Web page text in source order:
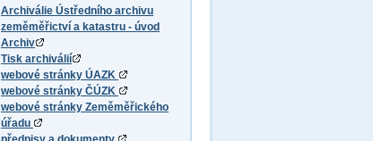
Archiválie Ústředního archivu
zeměměřictví a katastru - úvod
Archiv
Tisk archiválií
webové stránky ÚAZK
webové stránky ČÚZK
webové stránky Zeměměřického
úřadu